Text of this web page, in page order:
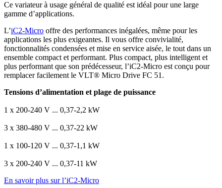
Ce variateur à usage général de qualité est idéal pour une large
gamme d’applications.
L’iC2-Micro offre des performances inégalées, même pour les
applications les plus exigeantes. Il vous offre convivialité,
fonctionnalités condensées et mise en service aisée, le tout dans un
ensemble compact et performant. Plus compact, plus intelligent et
plus performant que son prédécesseur, l’iC2-Micro est conçu pour
remplacer facilement le VLT® Micro Drive FC 51.
Tensions d’alimentation et plage de puissance
1 x 200-240 V ... 0,37-2,2 kW
3 x 380-480 V ... 0,37-22 kW
1 x 100-120 V ... 0,37-1,1 kW
3 x 200-240 V ... 0,37-11 kW
En savoir plus sur l’iC2-Micro